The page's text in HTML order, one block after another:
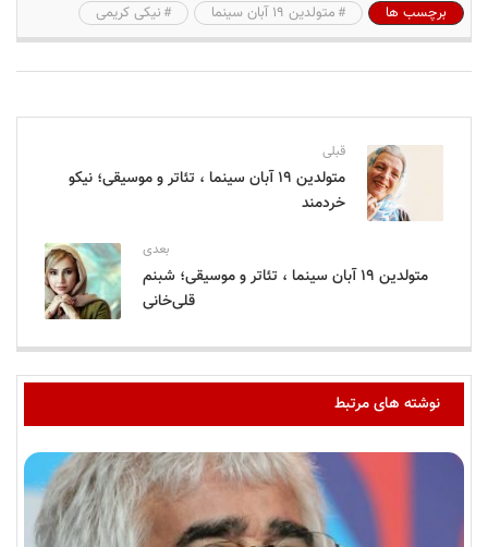
برچسب ها
متولدین ۱۹ آبان سینما نیکی کریمی
قبلی
متولدین ۱۹ آبان سینما ، تئاتر و موسیقی؛ نیکو
خردمند
بعدی
متولدین ۱۹ آبان سینما ، تئاتر و موسیقی؛ شبنم
قلی‌خانی
نوشته های مرتبط